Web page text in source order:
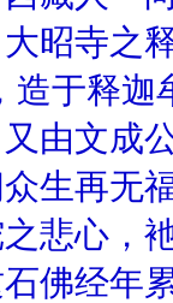
昭寺之
造于释迦
由文成
生再无
悲心，
佛经年